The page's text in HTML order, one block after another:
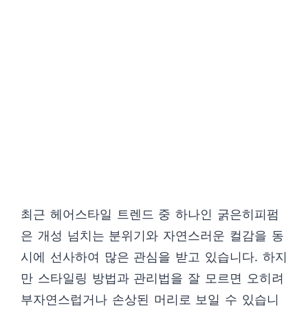
최근 헤어스타일 트렌드 중 하나인 굵은히피펌
은 개성 넘치는 분위기와 자연스러운 컬감을 동
시에 선사하여 많은 관심을 받고 있습니다. 하지
만 스타일링 방법과 관리법을 잘 모르면 오히려
부자연스럽거나 손상된 머리로 보일 수 있습니